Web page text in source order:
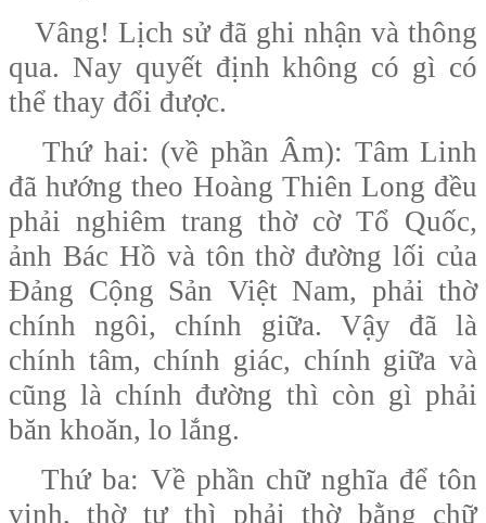
Vâng! Lịch sử đã ghi nhận và thông
qua. Nay quyết định không có gì có
thể thay đổi được.
Thứ hai: (về phần Âm): Tâm Linh
đã hướng theo Hoàng Thiên Long đều
phải nghiêm trang thờ cờ Tổ Quốc,
ảnh Bác Hồ và tôn thờ đường lối của
Đảng Cộng Sản Việt Nam, phải thờ
chính ngôi, chính giữa. Vậy đã là
chính tâm, chính giác, chính giữa và
cũng là chính đường thì còn gì phải
băn khoăn, lo lắng.
Thứ ba: Về phần chữ nghĩa để tôn
vinh, thờ tự thì phải thờ bằng chữ